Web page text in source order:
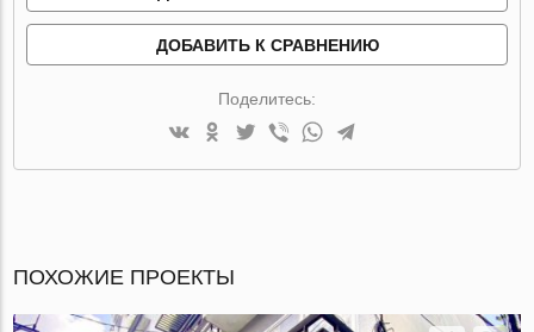
ДОБАВИТЬ К СРАВНЕНИЮ
Поделитесь:
ПОХОЖИЕ ПРОЕКТЫ